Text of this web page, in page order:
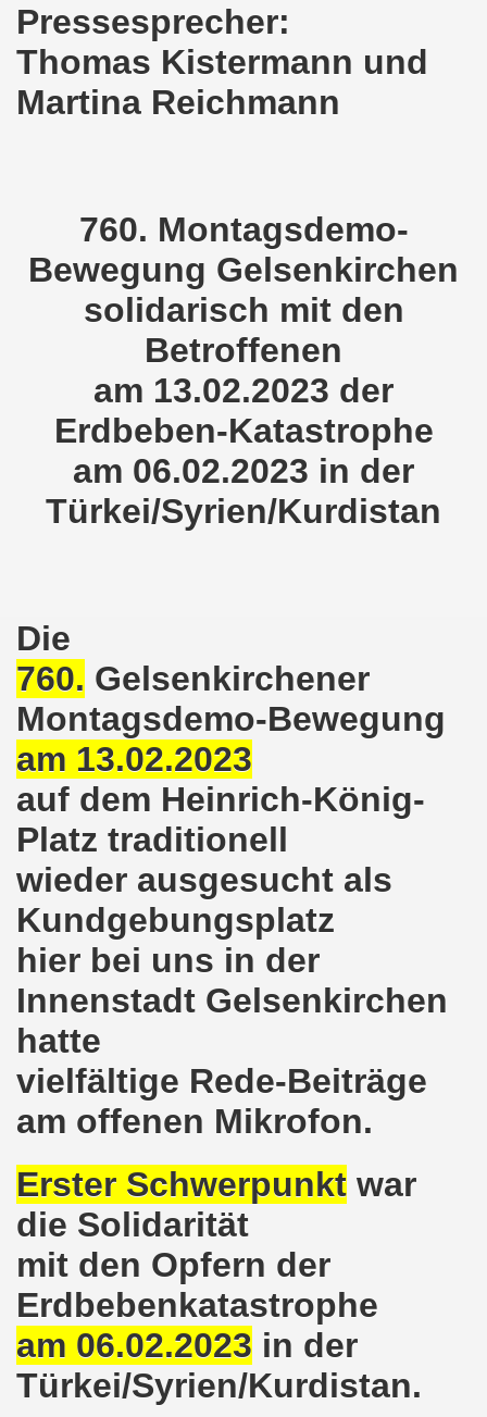
Pressesprecher:
Thomas Kistermann und
Martina Reichmann
760. Montagsdemo-
Bewegung Gelsenkirchen
solidarisch mit den
Betroffenen
am 13.02.2023 der
Erdbeben-Katastrophe
am 06.02.2023 in der
Türkei/Syrien/Kurdistan
Die
760. Gelsenkirchener
Montagsdemo-Bewegung
am 13.02.2023
auf dem Heinrich-König-
Platz traditionell
wieder ausgesucht als
Kundgebungsplatz
hier bei uns in der
Innenstadt Gelsenkirchen
hatte
vielfältige Rede-Beiträge
am offenen Mikrofon.
Erster Schwerpunkt war
die Solidarität
mit den Opfern der
Erdbebenkatastrophe
am 06.02.2023 in der
Türkei/Syrien/Kurdistan.
ist bereit seit dem 22.08.2022 zu kämpfen
ruft auf am 22.08.2022 zum Protest und
Montagsdemo-Bewegung: Stärken wir
gegen Inflation, gegen Armut und gegen die
mit bis zu etwa ca. 1.500 Teilnehmerinnen
Montagsdemo-Bewegung am 23.05.2022 - stärken wir
mich aktiv am 01.05.2022 im Zeichen des Kampfes
gleichermaßen bekämpfen am 28.03.2022 auf
Montagsdemo-Bewegung - stärken wir
am 14.03.2022: Wir müssen alles tun, um
am 28.02.2022 - breiter Protest und breiter
ruft auf am 28.02.2022 zum Tag des
Bewegung am 14. Februar 2022 in der Innenstadt
der 740. Gelsenkirchener Montagsdemo-Bewegung
macht im neuen Jahr 2022 am 10.01.2022
am 13.12.2021 nimmt Ampel-Koalition unter
am 06.12.2021 in Halle an der Saale Contra
Bewegung am 08.11.2021 im Zeichen des Kampfs zur
den 08.11.2021 Tag des Widerstands für die
Armut und auch gegen Arbeitsplatzvernichtung stand
die Abwälzung der Krisenlasten auf unserem
in Gelsenkirchenen-Buer am 11.10.2021
Gelsenkirchener Montagsdemo-Bewegung am
auch wieder für die Landesliste der
am 13.09.2021 im direkten Gespräch -
solidarisch am 12.07.2021 mit Stefan Engel,
Bewegung Gelsenkirchen am 12.07.2021!
Bürger am 14.06.2021 müssen alle